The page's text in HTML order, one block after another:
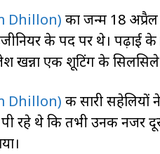
Dhillon) का जन्म 18
के पद पर थे।
खन्ना एक शूटिंग के
Dhillon) की सारी
रहे थे कि तभी उनकी नजर